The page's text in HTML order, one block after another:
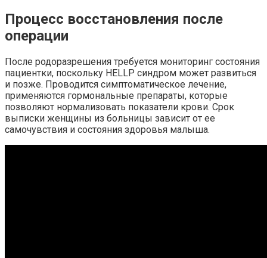
Процесс восстановления после
операции
После родоразрешения требуется мониторинг состояния
пациентки, поскольку HELLP синдром может развиться
и позже. Проводится симптоматическое лечение,
применяются гормональные препараты, которые
позволяют нормализовать показатели крови. Срок
выписки женщины из больницы зависит от ее
самочувствия и состояния здоровья малыша.